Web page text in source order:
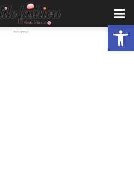
פתח סרגל נגישות - פרסומת -